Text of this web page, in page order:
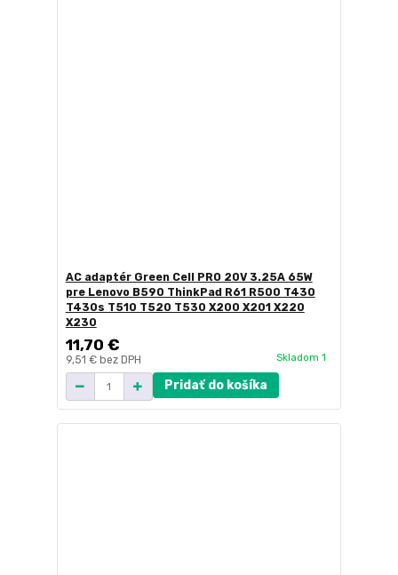
AC adaptér Green Cell PRO 20V 3.25A 65W
pre Lenovo B590 ThinkPad R61 R500 T430
T430s T510 T520 T530 X200 X201 X220
X230
11,70 €
9,51 € bez DPH Skladom 1
Pridať do košíka